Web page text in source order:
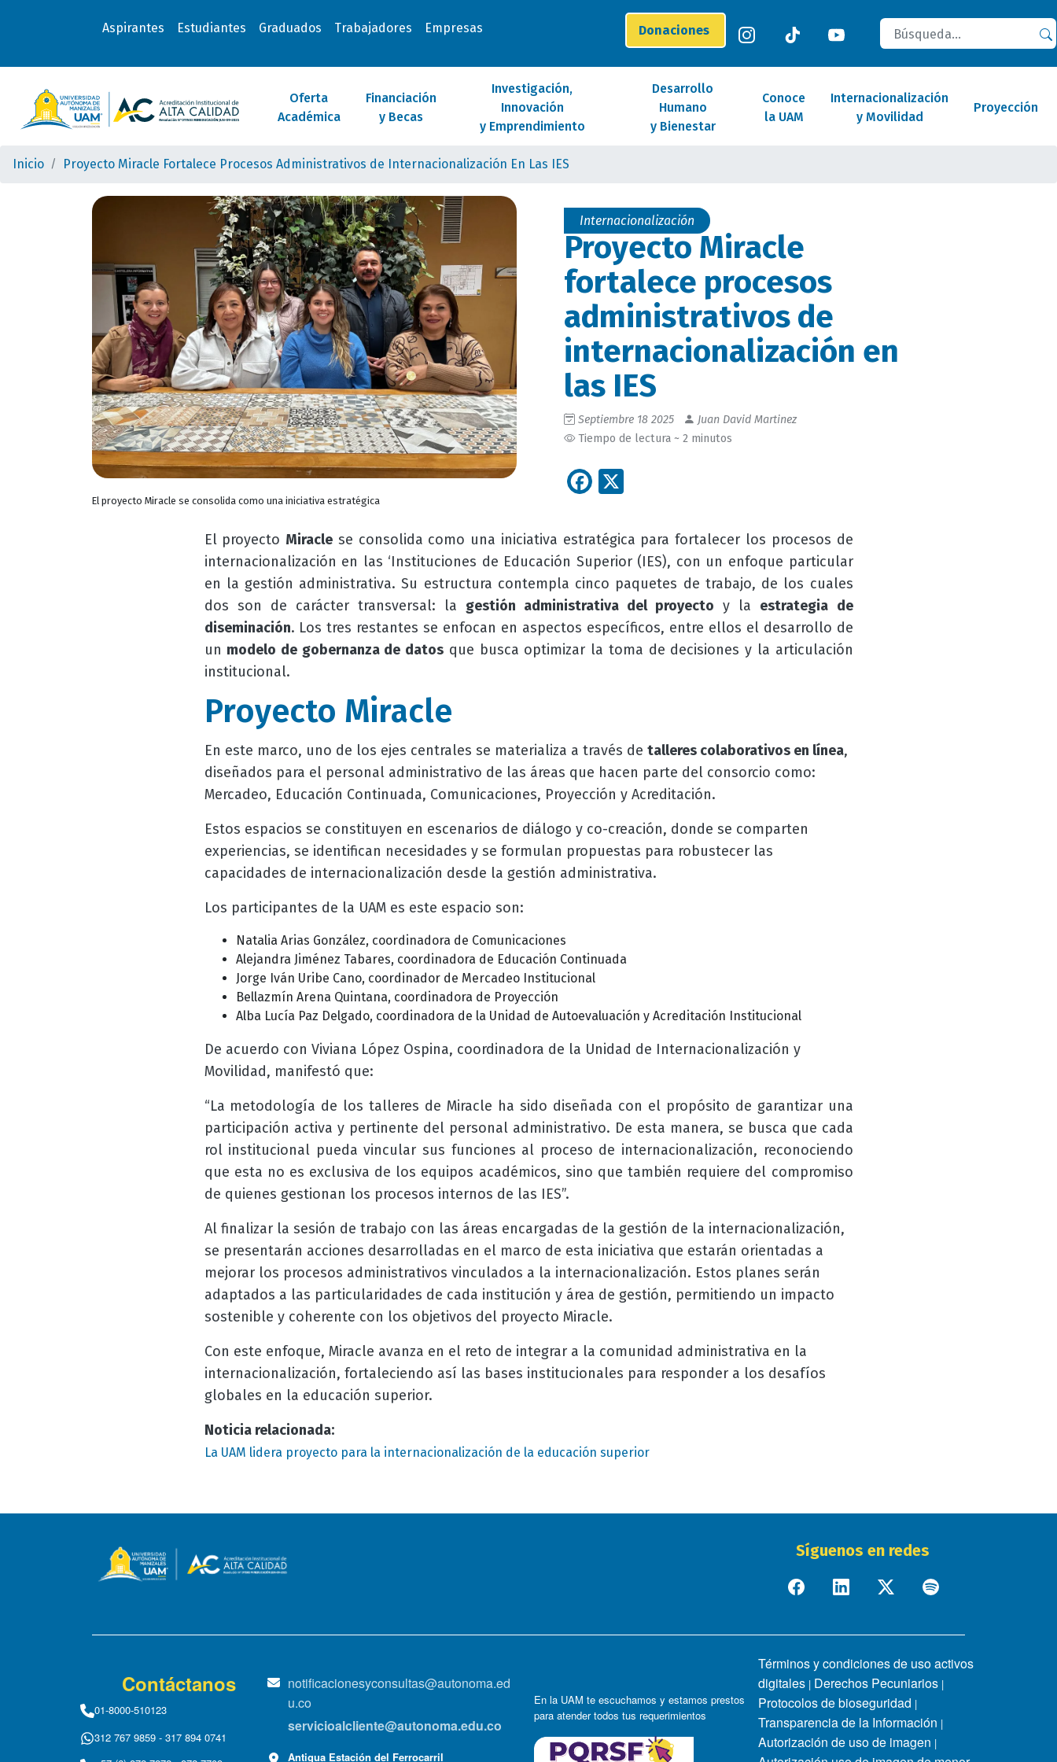
Aspirantes Estudiantes Graduados Trabajadores Empresas Donaciones
Buscar
Oferta
Académica
Financiación
y Becas
Investigación,
Innovación
y Emprendimiento
Desarrollo
Humano
y Bienestar
Conoce
la UAM
Internacionalización
y Movilidad
Proyección
Inicio Proyecto Miracle Fortalece Procesos Administrativos de Internacionalización En Las IES
El proyecto Miracle se consolida como una iniciativa estratégica
Internacionalización
Proyecto Miracle
fortalece procesos
administrativos de
internacionalización en
las IES
Septiembre 18 2025
Juan David Martinez
Tiempo de lectura ~ 2 minutos
Facebook
El proyecto Miracle se consolida como una iniciativa estratégica para fortalecer los procesos de
internacionalización en las ‘Instituciones de Educación Superior (IES), con un enfoque particular
en la gestión administrativa. Su estructura contempla cinco paquetes de trabajo, de los cuales
dos son de carácter transversal: la gestión administrativa del proyecto y la estrategia de
diseminación. Los tres restantes se enfocan en aspectos específicos, entre ellos el desarrollo de
un modelo de gobernanza de datos que busca optimizar la toma de decisiones y la articulación
institucional.
Proyecto Miracle
En este marco, uno de los ejes centrales se materializa a través de talleres colaborativos en línea,
diseñados para el personal administrativo de las áreas que hacen parte del consorcio como:
Mercadeo, Educación Continuada, Comunicaciones, Proyección y Acreditación.
Estos espacios se constituyen en escenarios de diálogo y co-creación, donde se comparten
experiencias, se identifican necesidades y se formulan propuestas para robustecer las
capacidades de internacionalización desde la gestión administrativa.
Los participantes de la UAM es este espacio son:
Natalia Arias González, coordinadora de Comunicaciones
Alejandra Jiménez Tabares, coordinadora de Educación Continuada
Jorge Iván Uribe Cano, coordinador de Mercadeo Institucional
Bellazmín Arena Quintana, coordinadora de Proyección
Alba Lucía Paz Delgado, coordinadora de la Unidad de Autoevaluación y Acreditación Institucional
De acuerdo con Viviana López Ospina, coordinadora de la Unidad de Internacionalización y
Movilidad, manifestó que:
“La metodología de los talleres de Miracle ha sido diseñada con el propósito de garantizar una
participación activa y pertinente del personal administrativo. De esta manera, se busca que cada
rol institucional pueda vincular sus funciones al proceso de internacionalización, reconociendo
que esta no es exclusiva de los equipos académicos, sino que también requiere del compromiso
de quienes gestionan los procesos internos de las IES”.
Al finalizar la sesión de trabajo con las áreas encargadas de la gestión de la internacionalización,
se presentarán acciones desarrolladas en el marco de esta iniciativa que estarán orientadas a
mejorar los procesos administrativos vinculados a la internacionalización. Estos planes serán
adaptados a las particularidades de cada institución y área de gestión, permitiendo un impacto
sostenible y coherente con los objetivos del proyecto Miracle.
Con este enfoque, Miracle avanza en el reto de integrar a la comunidad administrativa en la
internacionalización, fortaleciendo así las bases institucionales para responder a los desafíos
globales en la educación superior.
Noticia relacionada:
La UAM lidera proyecto para la internacionalización de la educación superior
Síguenos en redes
Contáctanos
01-8000-510123
312 767 9859 - 317 894 0741
notificacionesyconsultas@autonoma.ed
u.co
servicioalcliente@autonoma.edu.co
Antigua Estación del Ferrocarril
En la UAM te escuchamos y estamos prestos
para atender todos tus requerimientos
Términos y condiciones de uso activos
digitales | Derechos Pecuniarios |
Protocolos de bioseguridad |
Transparencia de la Información |
Autorización de uso de imagen |